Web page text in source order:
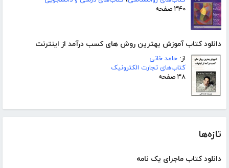
۳۴۰ صفحه
دانلود کتاب آموزش بهترین روش های کسب درآمد از اینترنت
از: حامد خانی
کتاب‌های تجارت الکترونیک
۳۸ صفحه
تازه‌ها
دانلود کتاب ماجرای یک نامه